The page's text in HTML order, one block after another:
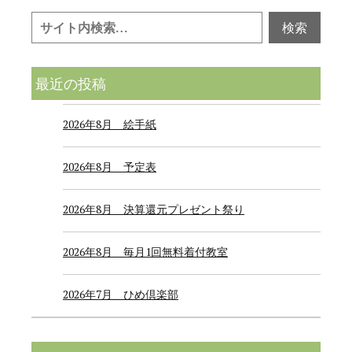
最近の投稿
2026年8月 絵手紙
2026年8月 予定表
2026年8月 決算還元プレゼント祭り
2026年8月 毎月1回無料着付教室
2026年7月 ひめ倶楽部